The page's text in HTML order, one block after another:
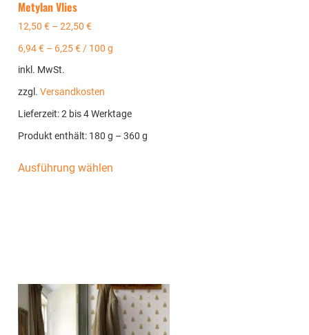
Metylan Vlies
12,50€ –22,50€
6,94€ – 6,25€ / 100 g
inkl. MwSt.
zzgl.Versandkosten
Lieferzeit:2 bis 4 Werktage
Produkt enthält: 180g – 360g
Ausführung wählen